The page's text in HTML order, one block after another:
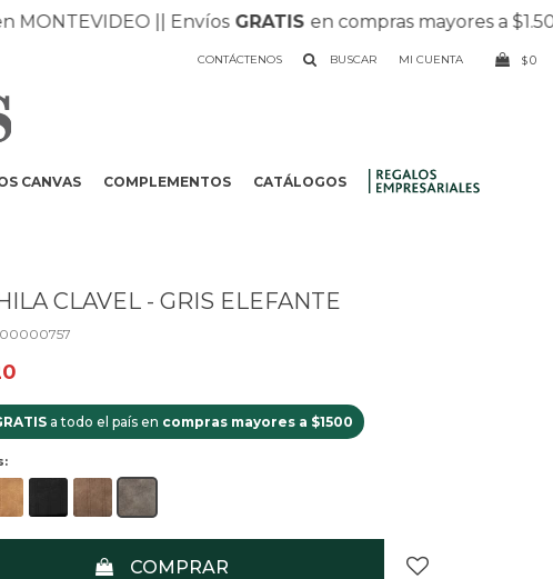
|| EnvíosGRATISen compras mayores a $1.500 ||
CANVAS COMPLEMENTOS CATÁLOGOS
CONTÁCTENOS $0
CLAVEL - GRIS ELEFANTE
a todo el país en compras mayores a $1500
COMPRAR